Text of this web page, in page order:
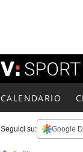
CALENDARIO
Seguici su: Google